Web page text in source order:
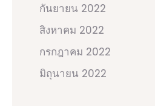
กันยายน 2022
สิงหาคม 2022
กรกฎาคม 2022
มิถุนายน 2022